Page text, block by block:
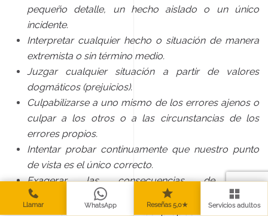
pequeño detalle, un hecho aislado o un único
incidente.
Interpretar cualquier hecho o situación de manera
extremista o sin término medio.
Juzgar cualquier situación a partir de valores
dogmáticos (prejuicios).
Culpabilizarse a uno mismo de los errores ajenos o
culpar a los otros o a las circunstancias de los
errores propios.
Intentar probar continuamente que nuestro punto
de vista es el único correcto.
Exagerar las consecuencias de algún
acontecimiento desafortunado.
Minimizar o infravalorar las propias capacidades,
Llamar WhatsApp Reseñas 5,0★ Servicios adultos